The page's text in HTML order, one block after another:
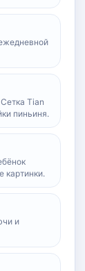
Tian
пиньиня.
картинки.
и